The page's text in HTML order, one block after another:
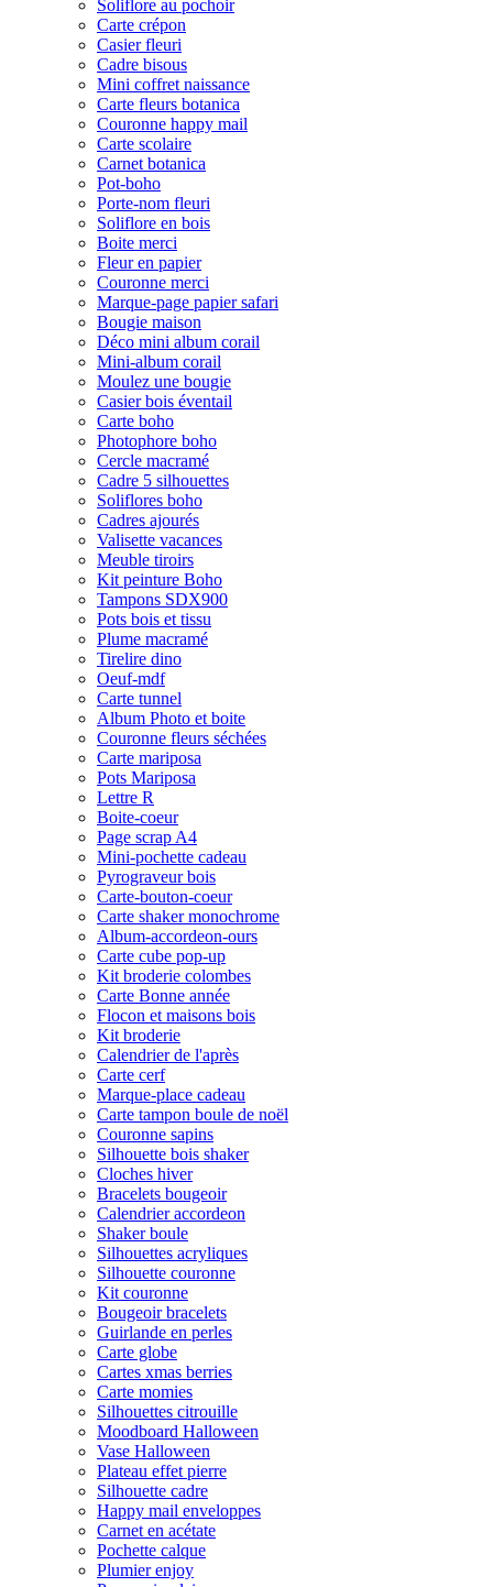
Soliflore au pochoir
Carte crépon
Casier fleuri
Cadre bisous
Mini coffret naissance
Carte fleurs botanica
Couronne happy mail
Carte scolaire
Carnet botanica
Pot-boho
Porte-nom fleuri
Soliflore en bois
Boite merci
Fleur en papier
Couronne merci
Marque-page papier safari
Bougie maison
Déco mini album corail
Mini-album corail
Moulez une bougie
Casier bois éventail
Carte boho
Photophore boho
Cercle macramé
Cadre 5 silhouettes
Soliflores boho
Cadres ajourés
Valisette vacances
Meuble tiroirs
Kit peinture Boho
Tampons SDX900
Pots bois et tissu
Plume macramé
Tirelire dino
Oeuf-mdf
Carte tunnel
Album Photo et boite
Couronne fleurs séchées
Carte mariposa
Pots Mariposa
Lettre R
Boite-coeur
Page scrap A4
Mini-pochette cadeau
Pyrograveur bois
Carte-bouton-coeur
Carte shaker monochrome
Album-accordeon-ours
Carte cube pop-up
Kit broderie colombes
Carte Bonne année
Flocon et maisons bois
Kit broderie
Calendrier de l'après
Carte cerf
Marque-place cadeau
Carte tampon boule de noël
Couronne sapins
Silhouette bois shaker
Cloches hiver
Bracelets bougeoir
Calendrier accordeon
Shaker boule
Silhouettes acryliques
Silhouette couronne
Kit couronne
Bougeoir bracelets
Guirlande en perles
Carte globe
Cartes xmas berries
Carte momies
Silhouettes citrouille
Moodboard Halloween
Vase Halloween
Plateau effet pierre
Silhouette cadre
Happy mail enveloppes
Carnet en acétate
Pochette calque
Plumier enjoy